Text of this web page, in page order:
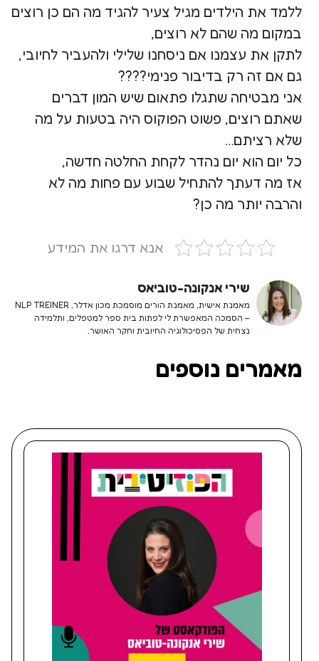
ללמד את הילדים מגיל צעיר להגיד מה הם כן רוצים
במקום מה שהם לא רוצים,
לתקן את עצמנו אם ניסחנו שלילי ולהעביר לחיובי,
גם אם זה רק בדיבור פנימי????
אני מבטיחה שתגלו פתאום שיש המון דברים
שאתם רוצים, פשוט הפוקוס היה בטעות על מה
שלא רציתם…
כל יום הוא יום נהדר לקחת החלטה חדשה,
אז מה דעתך להתחיל שבוע עם פחות מה לא
והרבה יותר מה כן?
אנא דרגו את המידע
שירי אנקונה-טוביאס
מאמנת אישית, מאמנת הורים מוסמכת מכון אדלר, NLP TREINER
– הסמכה המאפשרת לי לפתות בית ספר למטפלים, ותלמידה
נצחית של הפסיכולוגיה החיובית וחקר האושר.
מאמרים נוספים